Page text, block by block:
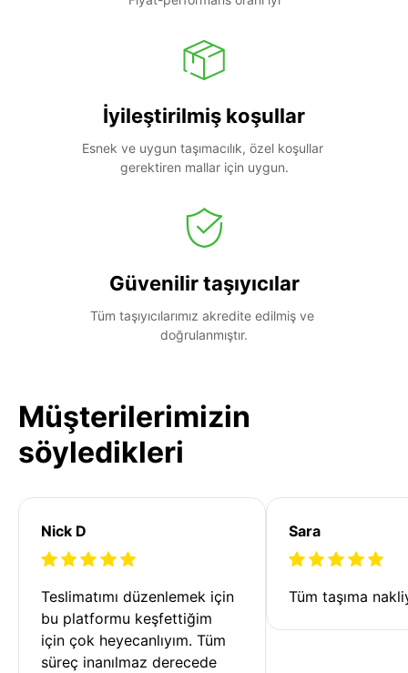
İyileştirilmiş koşullar
Esnek ve uygun taşımacılık, özel koşullar
gerektiren mallar için uygun.
Güvenilir taşıyıcılar
Tüm taşıyıcılarımız akredite edilmiş ve
doğrulanmıştır.
Müşterilerimizin
söyledikleri
Nick D
Teslimatımı düzenlemek için
bu platformu keşfettiğim
için çok heyecanlıyım. Tüm
süreç inanılmaz derecede
Sara
Tüm taşıma